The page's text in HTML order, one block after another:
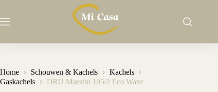
de
Home Schouwen & Kachels
Kachels
Gaskachels
DRU Maestro 105/2 Eco Wave